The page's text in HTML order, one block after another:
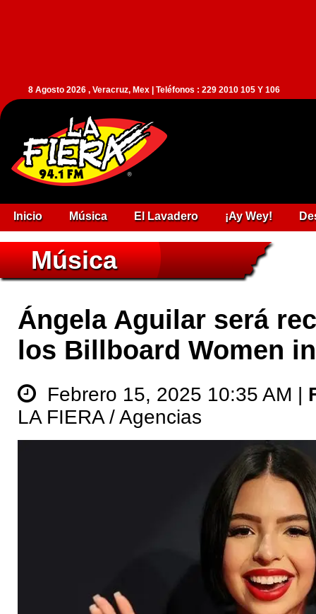
8 Agosto 2026 , Veracruz, Mex | Teléfonos : 229 2010 105 Y 106
Inicio Música El Lavadero ¡Ay Wey!
Música
Ángela Aguilar será
los Billboard Women
Febrero 15, 2025 10:35 AM |
LA FIERA / Agencias